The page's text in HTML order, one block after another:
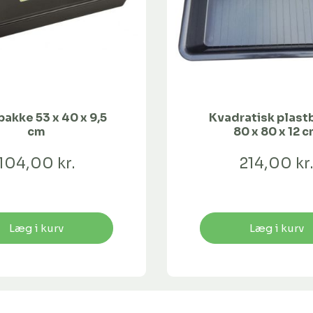
53 x 40 x 9,5
cm
kr.
Læg i kurv
Kvadratisk
80 x 80 x 12
214,00
Læg i kurv